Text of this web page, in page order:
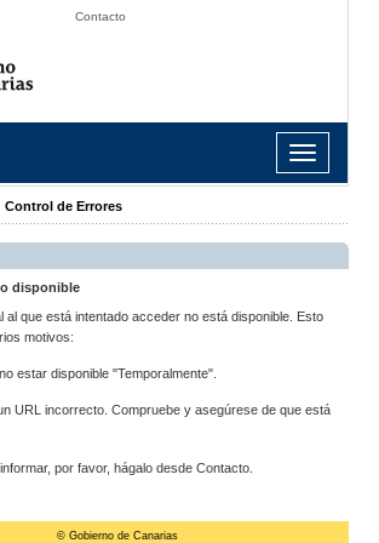
Contacto
Toggle
navigation
Control de Errores
disponible
al que está intentado acceder no está disponible. Esto
motivos:
estar disponible "Temporalmente".
URL incorrecto. Compruebe y asegúrese de que está
por favor, hágalo desde Contacto.
© Gobierno de Canarias